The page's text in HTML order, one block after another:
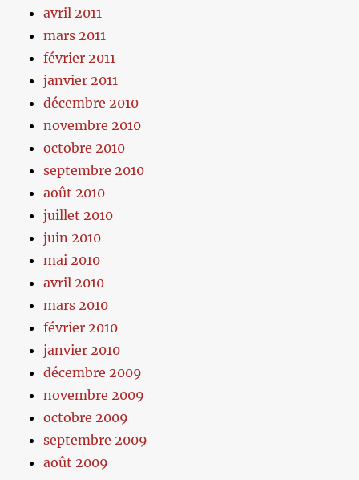
avril 2011
mars 2011
février 2011
janvier 2011
décembre 2010
novembre 2010
octobre 2010
septembre 2010
août 2010
juillet 2010
juin 2010
mai 2010
avril 2010
mars 2010
février 2010
janvier 2010
décembre 2009
novembre 2009
octobre 2009
septembre 2009
août 2009